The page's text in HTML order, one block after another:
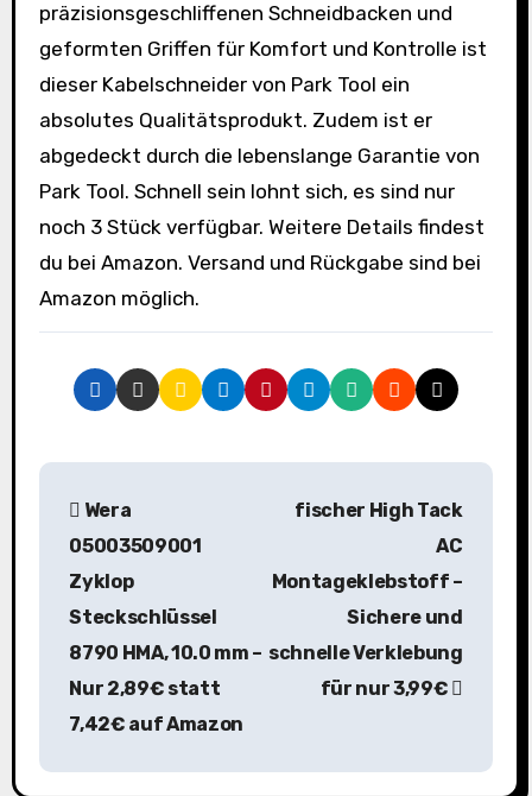
präzisionsgeschliffenen Schneidbacken und
geformten Griffen für Komfort und Kontrolle ist
dieser Kabelschneider von Park Tool ein
absolutes Qualitätsprodukt. Zudem ist er
abgedeckt durch die lebenslange Garantie von
Park Tool. Schnell sein lohnt sich, es sind nur
noch 3 Stück verfügbar. Weitere Details findest
du bei Amazon. Versand und Rückgabe sind bei
Amazon möglich.
B
g
Wera
05003509001
Zyklop
Steckschlüssel
8790 HMA, 10.0 mm –
Nur 2,89€ statt
7,42€ auf Amazon
fischer High Tack
AC
Montageklebstoff –
Sichere und
schnelle Verklebung
für nur 3,99€